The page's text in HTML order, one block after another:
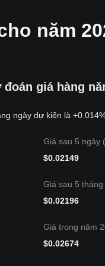
năm
đoán giá hàng
ngày dự kiến là
Giá sau 5 ngày
$0.02149
Giá sau 5
$0.02196
Giá trong năm
$0.02674